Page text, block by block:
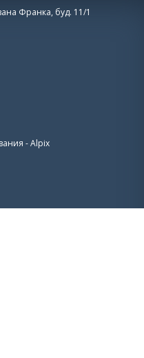
Франка, буд. 11/1
- Alpix